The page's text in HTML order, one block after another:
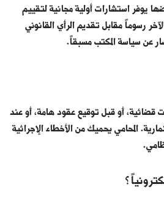
يوفر استشارات أولية مجانية لتقييم
رسوماً مقابل تقديم الرأي القانوني
عن سياسة المكتب مسبقاً.
قضائية، أو قبل توقيع عقود هامة، أو عند
المحامي يحميك من الأخطاء الإجرائية